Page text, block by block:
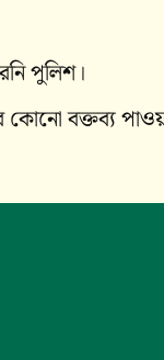
পুলিশ।
বক্তব্য